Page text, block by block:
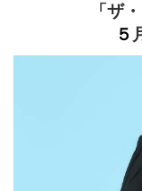
「ザ
５